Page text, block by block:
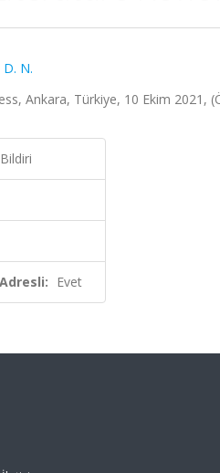
D. N.
Ankara, Türkiye, 10 Ekim 2021,
Evet